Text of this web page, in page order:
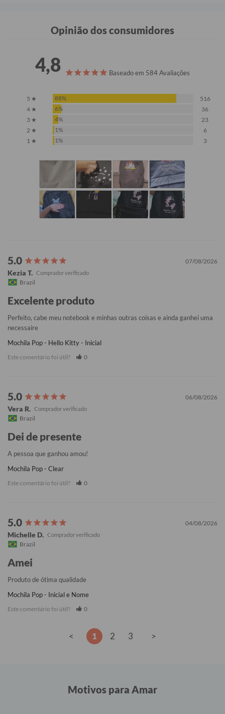
Opinião dos consumidores
4,8 Baseado em 584 Avaliações
5 ★ 88%
516
4 ★
6%
36
3 ★
4%
23
2 ★
1%
6
1 ★
1% 3
07/08/2026
Kezia T.
Brazil
Excelente produto
Perfeito, cabe meu notebook e minhas outras coisas e ainda ganhei uma
necessaire
Mochila Pop - Hello Kitty - Inicial
Este comentário foi útil? 0
06/08/2026
Vera R.
Brazil
Dei de presente
A pessoa que ganhou amou!
Mochila Pop - Clear
Este comentário foi útil? 0
04/08/2026
Michelle D.
Brazil
Amei
Produto de ótima qualidade
Mochila Pop - Inicial e Nome
Este comentário foi útil? 0
< 1 2 3 >
Motivos para Amar